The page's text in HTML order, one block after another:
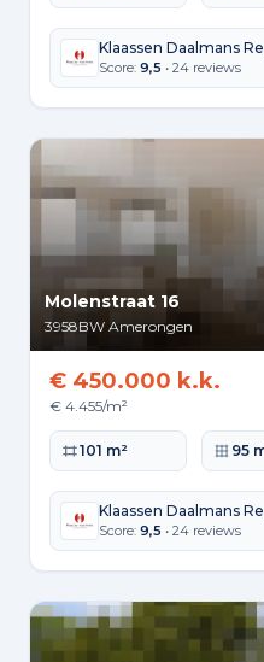
Klaassen Daalmans
Score: 9,5 • 24 reviews
Molenstraat 16
3958BW Amerongen
€ 450.000 k.k.
€ 4.455/m²
Woonoppervlakte
101 m² 95
Klaassen Daalmans
Score: 9,5 • 24 reviews